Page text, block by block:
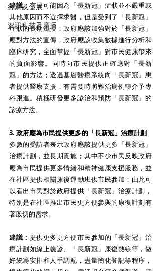
經濟及發展
資訊科技及廣播
建議：市民可能因為「長新冠」症狀並不嚴重或
其他原因而不選擇求醫，但是受到了「長新冠」
症狀的長期滋擾；政府應該加強對於「長新冠」
應對方法的宣傳，政府應該收集數據進行分析和
臨床研究，全面掌握「長新冠」對市民健康帶來
的負面影響。同時向市民提供正確應對「長新
冠」的方法；透過基層醫療系統向「長新冠」患
者提供醫療支援，有需要時將難治病例轉介予專
科跟進。積極研發更多診治和預防「長新冠」的
診療方法。
3. 政府應為市民提供更多的「長新冠」治療計劃
多數的受訪者表示政府應該提供更多「長新冠」
治療計劃，並長期實施；其中不少市民反映政府
應為市民提供更多情緒和精神健康支援服務，並
在社區提供相關康復運動班供市民參加；由此可
以看出市民對於政府提供「長新冠」治療計劃，
特別是在社區推出市民更方便參與的康復計劃有
著殷切的需求。
建議： 提供更多更方便市民參加的「長新冠」治
療計劃如線上義診、「長新冠」康復熱線等，做
好統籌安排和人手調配，盡量簡化登記等程序，